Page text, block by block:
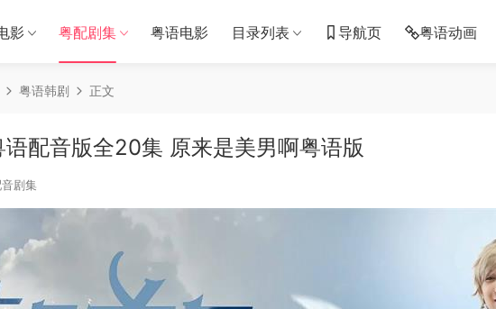
影 粤配剧集 粤语电影 目录列表 导航页 粤语动画
粤语韩剧 正文
配音版全20集 原来是美男啊粤语版
剧集